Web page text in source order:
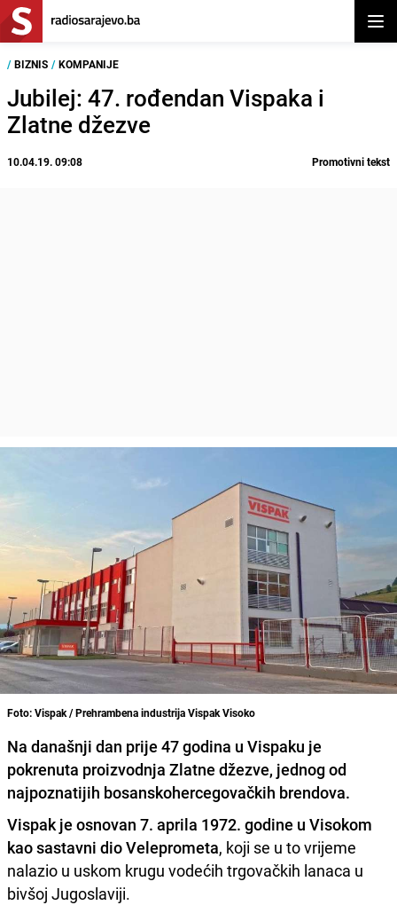
/ BIZNIS / KOMPANIJE
Jubilej: 47. rođendan Vispaka i
Zlatne džezve
10.04.19. 09:08 Promotivni tekst
Foto: Vispak / Prehrambena industrija Vispak Visoko
Na današnji dan prije 47 godina u Vispaku je
pokrenuta proizvodnja Zlatne džezve, jednog od
najpoznatijih bosanskohercegovačkih brendova.
Vispak je osnovan 7. aprila 1972. godine u Visokom
kao sastavni dio Veleprometa, koji se u to vrijeme
nalazio u uskom krugu vodećih trgovačkih lanaca u
bivšoj Jugoslaviji.